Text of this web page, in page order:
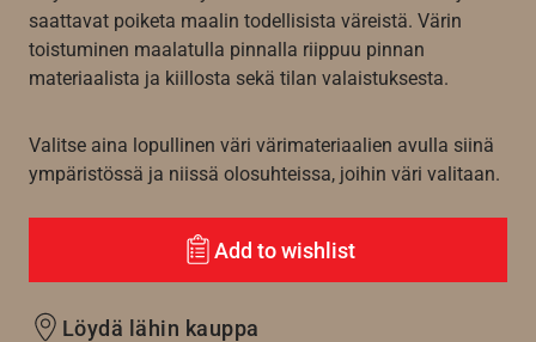
saattavat poiketa maalin todellisista väreistä. Värin
toistuminen maalatulla pinnalla riippuu pinnan
materiaalista ja kiillosta sekä tilan valaistuksesta.
Valitse aina lopullinen väri värimateriaalien avulla siinä
ympäristössä ja niissä olosuhteissa, joihin väri valitaan.
Add to wishlist
Löydä lähin kauppa